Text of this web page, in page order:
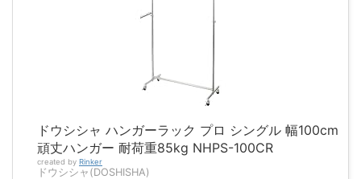
ドウシシャ ハンガーラック プロ シングル 幅100cm
頑丈ハンガー 耐荷重85kg NHPS-100CR
created by Rinker
ドウシシャ(DOSHISHA)